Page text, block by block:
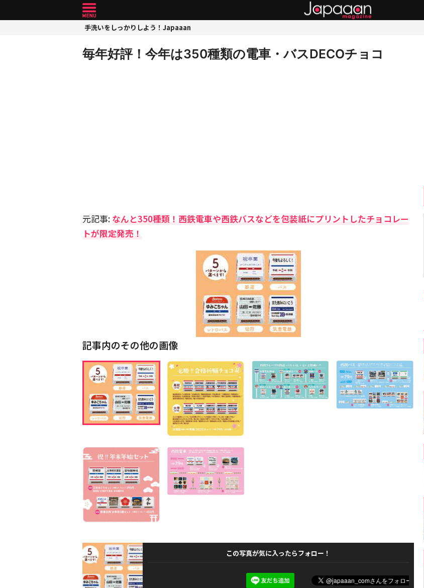
手洗いをしっかりしよう！Japaaan
毎年好評！今年は350種類の電車・バスDECOチョコ
元記事: なんと350種類！西鉄電車や西鉄バスなどを包装紙にプリントしたチョコレー
トが限定発売！
記事内のその他の画像
この写真が気に入ったらフォロー！